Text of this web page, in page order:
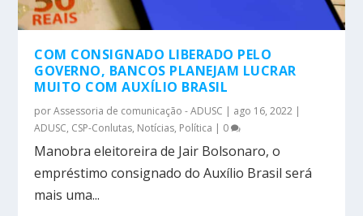
COM CONSIGNADO LIBERADO PELO
GOVERNO, BANCOS PLANEJAM LUCRAR
MUITO COM AUXÍLIO BRASIL
porAssessoria de comunicação - ADUSC | ago 16, 2022 |
ADUSC, CSP-Conlutas, Notícias, Política | 0
Manobra eleitoreira de Jair Bolsonaro, o
empréstimo consignado do Auxílio Brasil será
mais uma...